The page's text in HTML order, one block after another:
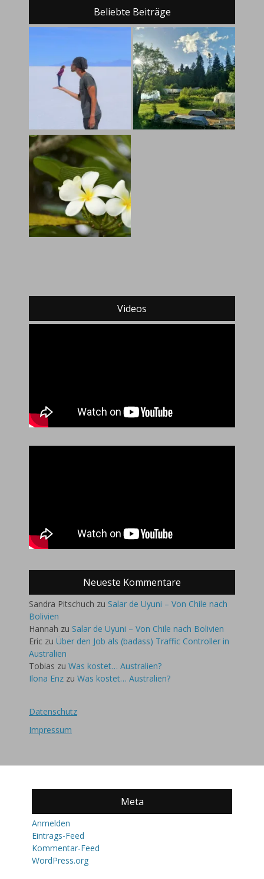
Beliebte Beiträge
Videos
Neueste Kommentare
Sandra Pitschuch zu Salar de Uyuni – Von Chile nach
Bolivien
Hannah zu Salar de Uyuni – Von Chile nach Bolivien
Eric zu Über den Job als (badass) Traffic Controller in
Australien
Tobias zu Was kostet… Australien?
Ilona Enz zu Was kostet… Australien?
Datenschutz
Impressum
Meta
Anmelden
Eintrags-Feed
Kommentar-Feed
WordPress.org